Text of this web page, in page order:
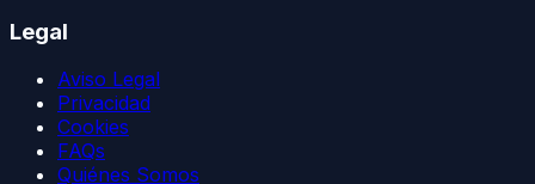
Legal
Aviso Legal
Privacidad
Cookies
FAQs
Quiénes Somos